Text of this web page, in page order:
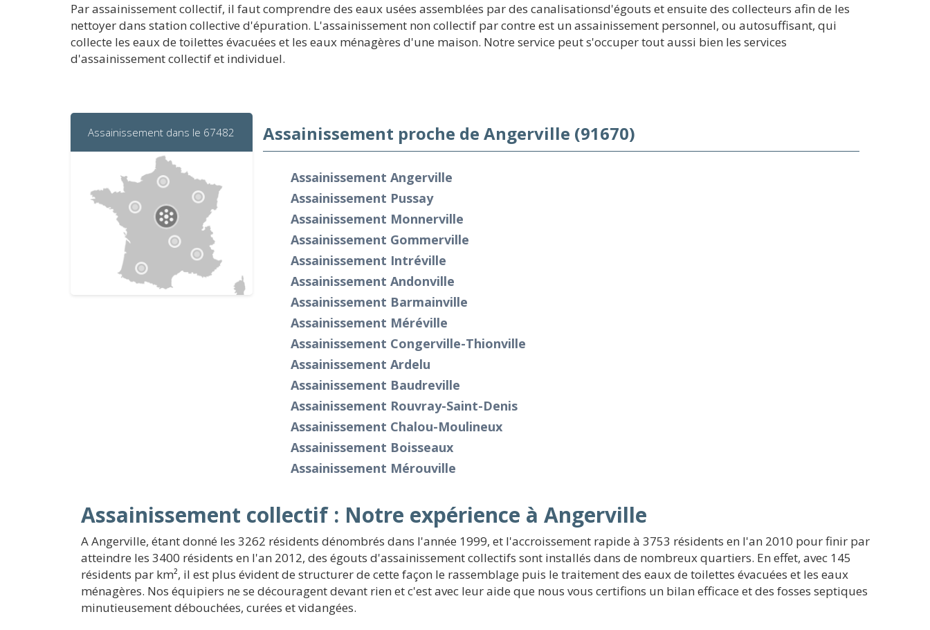
Par assainissement collectif, il faut comprendre des eaux usées assemblées par des canalisationsd'égouts et ensuite des collecteurs afin de les
nettoyer dans station collective d'épuration. L'assainissement non collectif par contre est un assainissement personnel, ou autosuffisant, qui
collecte les eaux de toilettes évacuées et les eaux ménagères d'une maison. Notre service peut s'occuper tout aussi bien les services
d'assainissement collectif et individuel.
Assainissement dans le 67482 Assainissement proche de Angerville (91670)
Assainissement Angerville
Assainissement Pussay
Assainissement Monnerville
Assainissement Gommerville
Assainissement Intréville
Assainissement Andonville
Assainissement Barmainville
Assainissement Méréville
Assainissement Congerville-Thionville
Assainissement Ardelu
Assainissement Baudreville
Assainissement Rouvray-Saint-Denis
Assainissement Chalou-Moulineux
Assainissement Boisseaux
Assainissement Mérouville
Assainissement collectif : Notre expérience à Angerville
A Angerville, étant donné les 3262 résidents dénombrés dans l'année 1999, et l'accroissement rapide à 3753 résidents en l'an 2010 pour finir par
atteindre les 3400 résidents en l'an 2012, des égouts d'assainissement collectifs sont installés dans de nombreux quartiers. En effet, avec 145
résidents par km², il est plus évident de structurer de cette façon le rassemblage puis le traitement des eaux de toilettes évacuées et les eaux
ménagères. Nos équipiers ne se découragent devant rien et c'est avec leur aide que nous vous certifions un bilan efficace et des fosses septiques
minutieusement débouchées, curées et vidangées.